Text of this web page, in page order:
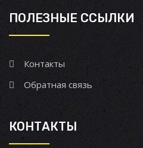
ПОЛЕЗНЫЕ ССЫЛКИ
Контакты
Обратная связь
КОНТАКТЫ